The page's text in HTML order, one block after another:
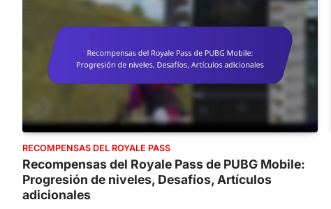
RECOMPENSAS DEL ROYALE PASS
Recompensas del Royale Pass de PUBG Mobile:
Progresión de niveles, Desafíos, Artículos
adicionales